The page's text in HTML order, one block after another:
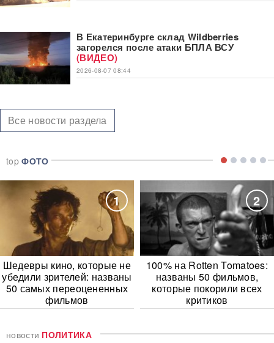
В Екатеринбурге склад Wildberries
загорелся после атаки БПЛА ВСУ
(ВИДЕО)
2026-08-07 08:44
Все новости раздела
topФОТО
1
Шедевры кино, которые не
убедили зрителей: названы
50 самых переоцененных
фильмов
2
100% на Rotten Tomatoes:
названы 50 фильмов,
которые покорили всех
критиков
новости ПОЛИТИКА